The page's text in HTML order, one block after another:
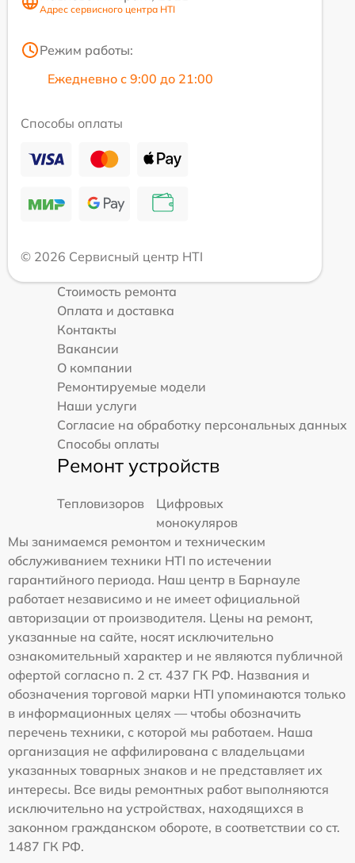
Адрес сервисного центра HTI
Режим работы:
Ежедневно с 9:00 до 21:00
Способы оплаты
© 2026 Сервисный центр HTI
Стоимость ремонта
Оплата и доставка
Контакты
Вакансии
О компании
Ремонтируемые модели
Наши услуги
Согласие на обработку персональных данных
Способы оплаты
Ремонт устройств
Тепловизоров
Цифровых
монокуляров
Мы занимаемся ремонтом и техническим
обслуживанием техники HTI по истечении
гарантийного периода. Наш центр в Барнауле
работает независимо и не имеет официальной
авторизации от производителя. Цены на ремонт,
указанные на сайте, носят исключительно
ознакомительный характер и не являются публичной
офертой согласно п. 2 ст. 437 ГК РФ. Названия и
обозначения торговой марки HTI упоминаются только
в информационных целях — чтобы обозначить
перечень техники, с которой мы работаем. Наша
организация не аффилирована с владельцами
указанных товарных знаков и не представляет их
интересы. Все виды ремонтных работ выполняются
исключительно на устройствах, находящихся в
законном гражданском обороте, в соответствии со ст.
1487 ГК РФ.